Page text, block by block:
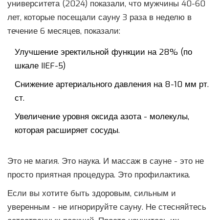
университета (2024) показали, что мужчины 40-60
лет, которые посещали сауну 3 раза в неделю в
течение 6 месяцев, показали:
Улучшение эректильной функции на 28% (по
шкале IIEF-5)
Снижение артериального давления на 8-10 мм рт.
ст.
Увеличение уровня оксида азота - молекулы,
которая расширяет сосуды.
Это не магия. Это наука. И массаж в сауне - это не
просто приятная процедура. Это профилактика.
Если вы хотите быть здоровым, сильным и
уверенным - не игнорируйте сауну. Не стесняйтесь